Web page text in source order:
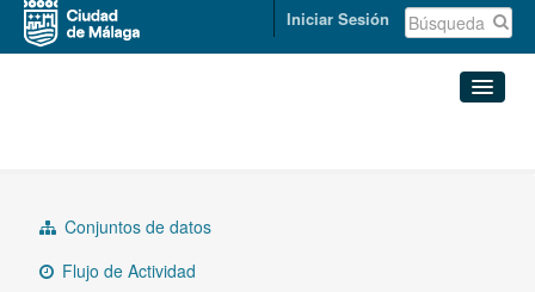
Iniciar Sesión
Organizaciones
Grupos
Conjuntos de datos
Flujo de Actividad